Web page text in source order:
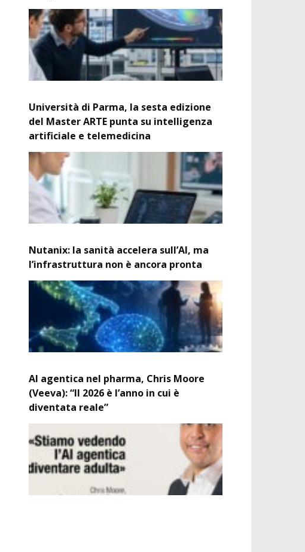
Università di Parma, la sesta edizione
del Master ARTE punta su intelligenza
artificiale e telemedicina
Nutanix: la sanità accelera sull’AI, ma
l’infrastruttura non è ancora pronta
AI agentica nel pharma, Chris Moore
(Veeva): “Il 2026 è l’anno in cui è
diventata reale”